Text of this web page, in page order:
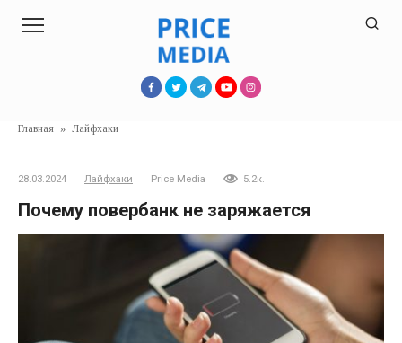
Главная » Лайфхаки
28.03.2024 Лайфхаки Price Media 5.2к.
Почему повербанк не заряжается